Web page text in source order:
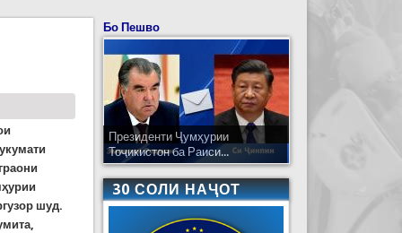
шуд.
Бо Пешво
Президенти Ҷумҳурии
Тоҷикистон ба Раиси...
30 СОЛИ НАҶОТ